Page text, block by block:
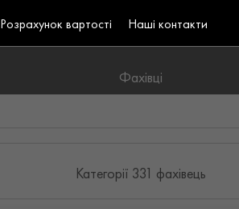
Розрахунок вартості Наші контакти
Фахівці
Категорії 331 фахівець